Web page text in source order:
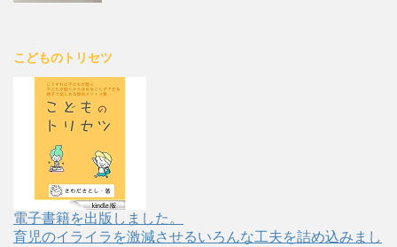
こどものトリセツ
電子書籍を出版しました。
育児のイライラを激減させるいろんな工夫を詰め込みまし